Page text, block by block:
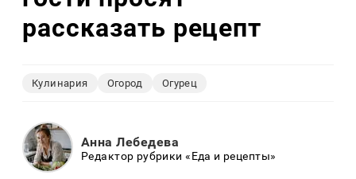
рассказать рецепт
Кулинария Огород Огурец
Анна Лебедева
Редактор рубрики «Еда и рецепты»